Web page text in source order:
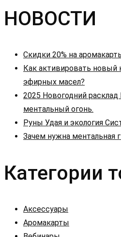
записям
НОВОСТИ
Скидки 20% на
Как активировать
эфирных масел?
2025 Новогодний
ментальный огонь.
Руны Удая и экология
Зачем нужна ментальная
Категории
Аксессуары
Аромакарты